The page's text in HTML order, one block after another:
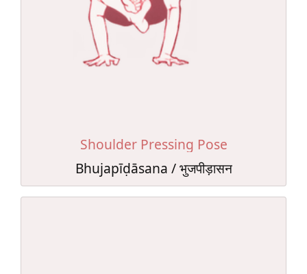
Shoulder Pressing Pose
Bhujapīḍāsana / भुजपीड़ासन